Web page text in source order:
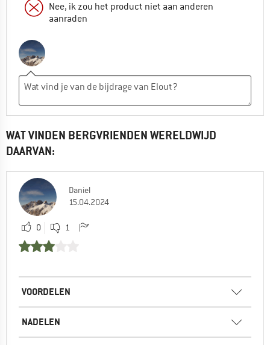
Nee, ik zou het product niet aan anderen
aanraden
WAT VINDEN BERGVRIENDEN WERELDWIJD
DAARVAN:
Daniel
15.04.2024
0 1
VOORDELEN
NADELEN